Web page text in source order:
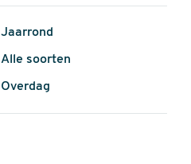
Jaarrond
Alle soorten
Overdag